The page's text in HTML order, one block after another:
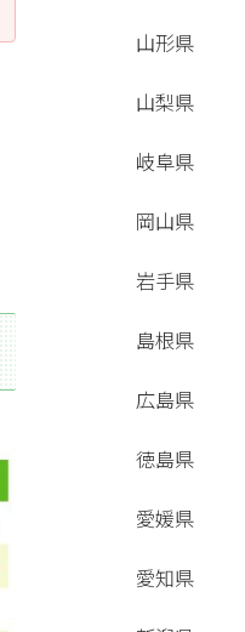
山形県
山梨県
岐阜県
岡山県
岩手県
島根県
広島県
徳島県
愛媛県
愛知県